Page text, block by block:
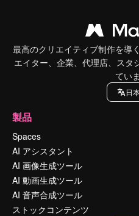
最高のクリエイティブ制作を導
エイター、企業、代理店、スタ
てい
日
製品
Spaces
AI アシスタント
AI 画像生成ツール
AI 動画生成ツール
AI 音声合成ツール
ストックコンテンツ